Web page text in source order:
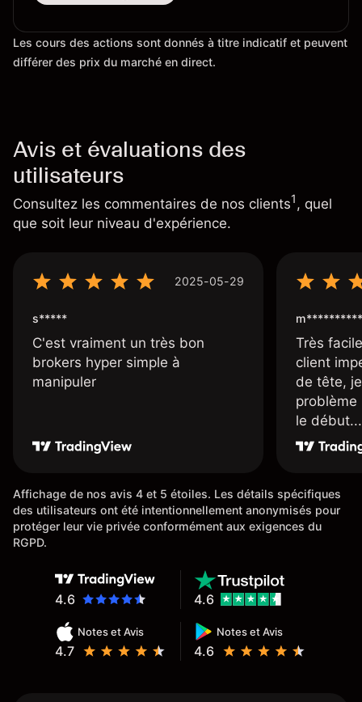
Les cours des actions sont donnés à titre indicatif et peuvent
différer des prix du marché en direct.
Avis et évaluations des
utilisateurs
Consultez les commentaires de nos clients1, quel
que soit leur niveau d'expérience.
2025-05-29
s*****
C'est vraiment un très bon
brokers hyper simple à
manipuler
m**********
Très
client
de tête,
problème
le début...
Affichage de nos avis 4 et 5 étoiles. Les détails spécifiques
des utilisateurs ont été intentionnellement anonymisés pour
protéger leur vie privée conformément aux exigences du
RGPD.
4.6
Notes et Avis
4.7
Notes et Avis
4.6
4.6